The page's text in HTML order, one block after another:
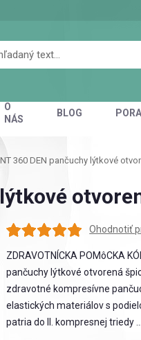
O
NÁS
BLOG
360 DEN pančuchy lýtkové
Ohodnotiť
ZDRAVOTNÍCKA POMôCKA
pančuchy lýtkové otvorená
zdravotné kompresívne
elastických materiálov s
patria do II. kompresnej triedy